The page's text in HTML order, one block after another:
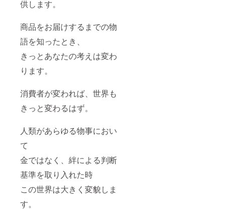
供します。
商品をお届けするまでの物
語を知ったとき、
きっとあなたの考えは変わ
ります。
消費者が変われば、世界も
きっと変わるはず。
人類があらゆる物事におい
て
金ではなく、絆による判断
基準を取り入れた時
この世界は大きく変貌しま
す。